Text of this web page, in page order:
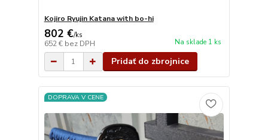
Kojiro Ryujin Katana with bo-hi
802 €/ks
652 € bez DPH Na sklade 1 ks
Pridať do zbrojnice
DOPRAVA V CENE